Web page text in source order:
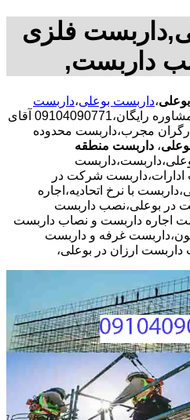
فلزی
داربست,
،داربست بوعلی،داربست
30 در صد تخفیف مشاوره رایگان،09104090771 آقای
مجرب،داربست محدوده
، داربست منطقه
شرکت در
با نرخ اتحادیه،اجاره
در بوعلی،نصب داربست
اجاره داربست و نصاب داربست
غرفه و داربست
ارزان در بوعلی،